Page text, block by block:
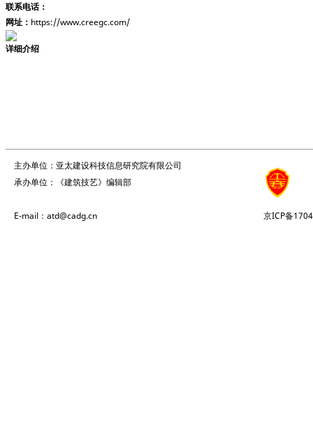
联系电话：
网址： https://www.creegc.com/
详细介绍
主办单位：亚太建设科技信息研究院有限公司
承办单位：《建筑技艺》编辑部
E-mail：atd@cadg.cn 京ICP备